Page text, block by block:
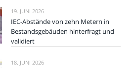
19. JUNI 2026
IEC-Abstände von zehn Metern in
Bestandsgebäuden hinterfragt und
validiert
18. JUNI 2026